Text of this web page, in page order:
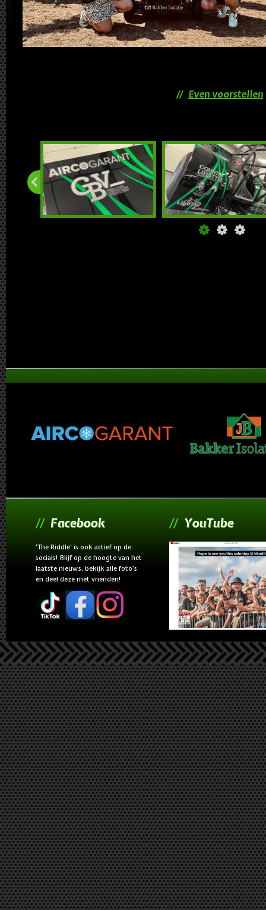
Even voorstellen
Facebook
'The Riddle' is ook actief op de
socials! Blijf op de hoogte van het
laatste nieuws, bekijk alle foto's
en deel deze met vrienden!
YouTube